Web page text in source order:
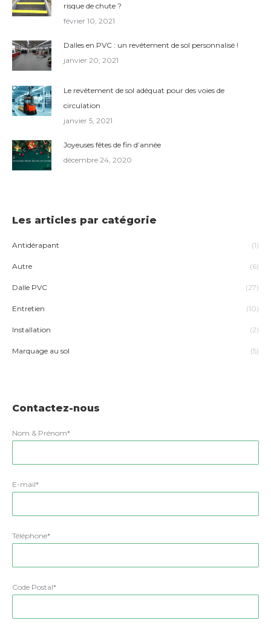
risque de chute ?
février 10, 2021
Dalles en PVC : un revêtement de sol personnalisé !
janvier 20, 2021
Le revêtement de sol adéquat pour des voies de
circulation
janvier 5, 2021
Joyeuses fêtes de fin d’année
décembre 24, 2020
Les articles par catégorie
Antidérapant (1)
Autre (6)
Dalle PVC (27)
Entretien (10)
Installation (2)
Marquage au sol (5)
Contactez-nous
Nom & Prénom*
E-mail*
Téléphone*
Code Postal*